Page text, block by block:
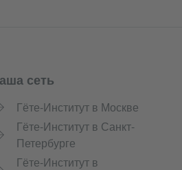
Informationsbereich
сеть
Гёте-Институт в Москве
Гёте-Институт в Санкт-
Петербурге
Гёте-Институт в